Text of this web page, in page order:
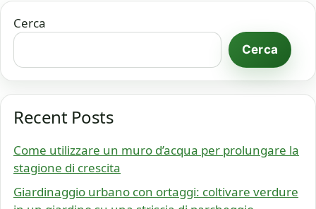
Cerca
Cerca
Recent Posts
Come utilizzare un muro d’acqua per prolungare la
stagione di crescita
Giardinaggio urbano con ortaggi: coltivare verdure